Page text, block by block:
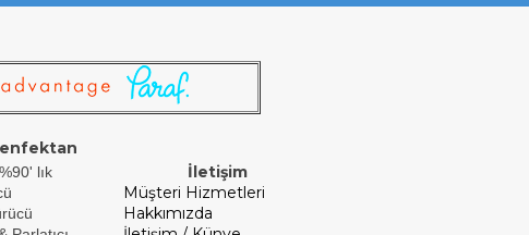
lık
İletişim
Müşteri Hizmetleri
Hakkımızda